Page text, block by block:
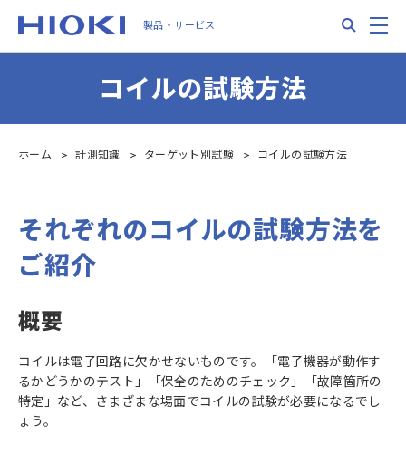
main
製品・サービス
コイルの試験方法
ホーム 計測知識 ターゲット別試験 コイルの試験方法
それぞれのコイルの試験方法を
ご紹介
概要
コイルは電子回路に欠かせないものです。「電子機器が動作す
るかどうかのテスト」「保全のためのチェック」「故障箇所の
特定」など、さまざまな場面でコイルの試験が必要になるでし
ょう。